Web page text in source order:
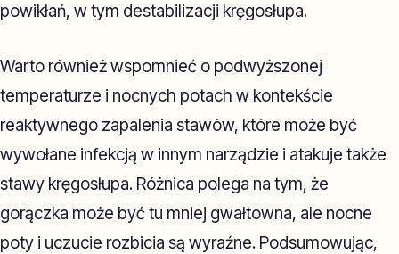
powikłań, w tym destabilizacji kręgosłupa.
Warto również wspomnieć o podwyższonej
temperaturze i nocnych potach w kontekście
reaktywnego zapalenia stawów, które może być
wywołane infekcją w innym narządzie i atakuje także
stawy kręgosłupa. Różnica polega na tym, że
gorączka może być tu mniej gwałtowna, ale nocne
poty i uczucie rozbicia są wyraźne. Podsumowując,